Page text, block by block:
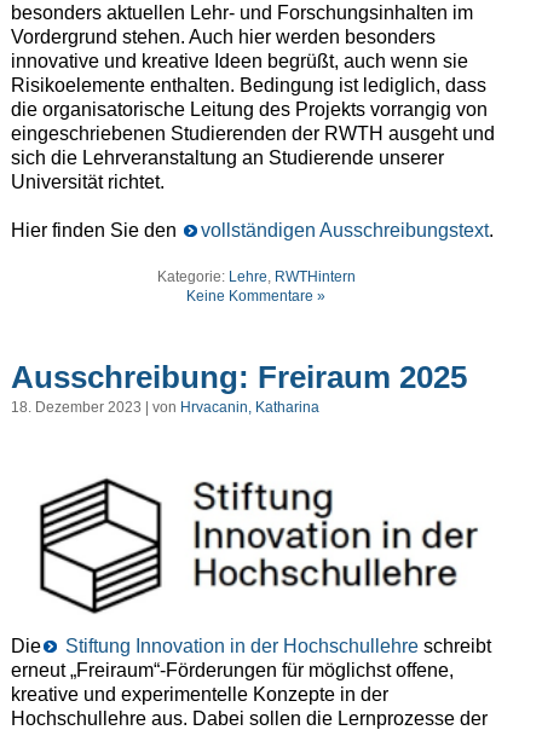
besonders aktuellen Lehr- und Forschungsinhalten im
Vordergrund stehen. Auch hier werden besonders
innovative und kreative Ideen begrüßt, auch wenn sie
Risikoelemente enthalten. Bedingung ist lediglich, dass
die organisatorische Leitung des Projekts vorrangig von
eingeschriebenen Studierenden der RWTH ausgeht und
sich die Lehrveranstaltung an Studierende unserer
Universität richtet.
Hier finden Sie den vollständigen Ausschreibungstext.
Kategorie: Lehre, RWTHintern
Keine Kommentare »
Ausschreibung: Freiraum 2025
18. Dezember 2023 | von Hrvacanin, Katharina
Die Stiftung Innovation in der Hochschullehreschreibt
erneut „Freiraum“-Förderungen für möglichst offene,
kreative und experimentelle Konzepte in der
Hochschullehre aus. Dabei sollen die Lernprozesse der